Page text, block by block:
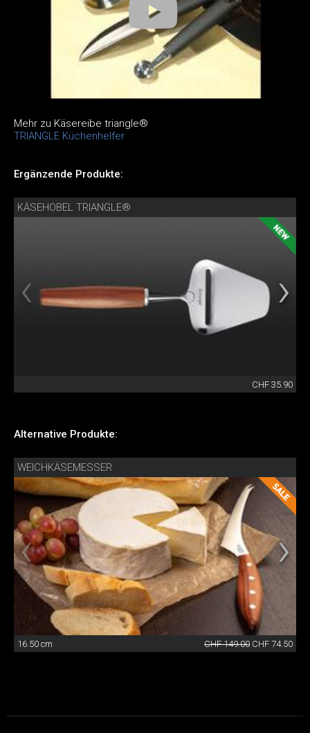
Mehr zu Käsereibe triangle®
TRIANGLE Küchenhelfer
Ergänzende Produkte:
KÄSEHOBEL TRIANGLE®
CHF 35.90
Alternative Produkte:
WEICHKÄSEMESSER
16.50 cm CHF 149.00 CHF 74.50